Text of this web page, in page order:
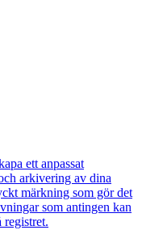
ett anpassat
arkivering av dina
märkning som gör det
som antingen kan
registret.